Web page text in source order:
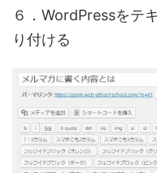
６．WordPressをテ
り付ける